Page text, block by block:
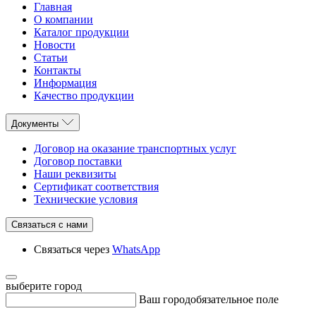
Главная
О компании
Каталог продукции
Новости
Статьи
Контакты
Информация
Качество продукции
Документы
Договор на оказание транспортных услуг
Договор поставки
Наши реквизиты
Сертификат соответствия
Технические условия
Связаться с нами
Связаться через WhatsApp
выберите город
Ваш городобязательное поле